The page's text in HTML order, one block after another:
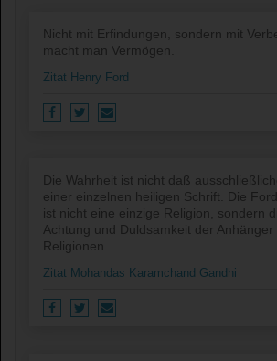
Nicht mit Erfindungen, sondern mit
macht man Vermögen.
Zitat Henry Ford
Die Wahrheit ist nicht daß
einer einzelnen heiligen Schrift. Die
ist nicht eine einzige Religion, sondern
Achtung und Duldsamkeit der Anhänger
Religionen.
Zitat Mohandas Karamchand Gandhi